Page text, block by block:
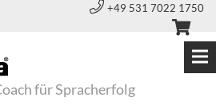
+49 531 7022 1750
für Spracherfolg